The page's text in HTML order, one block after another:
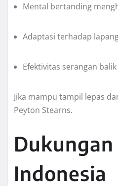
Mental bertanding
Adaptasi terhadap
Efektivitas serangan balik
Jika mampu tampil lepas
Peyton Stearns.
Indonesia